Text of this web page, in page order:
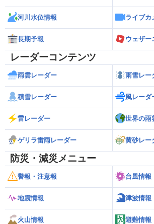
河川水位情報 ライブカ
長期予報 ウェザー
レーダーコンテンツ
雨雲レーダー 雨雪レー
積雪レーダー 風レーダ
雷レーダー 世界の雨
ゲリラ雷雨レーダー 黄砂レー
防災・減災メニュー
警報・注意報 台風情報
地震情報 津波情報
火山情報 避難情報